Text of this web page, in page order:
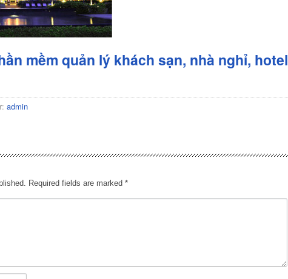
mềm quản lý khách sạn, nhà nghỉ, hotel
admin
Required fields are marked *